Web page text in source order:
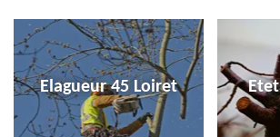
Elagueur 45 Loiret